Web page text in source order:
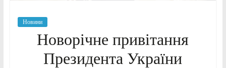
Новини
Новорічне привітання
Президента України